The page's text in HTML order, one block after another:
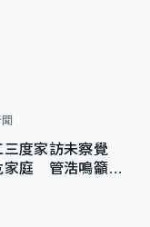
三度家訪未察覺
家庭 管浩鳴籲加